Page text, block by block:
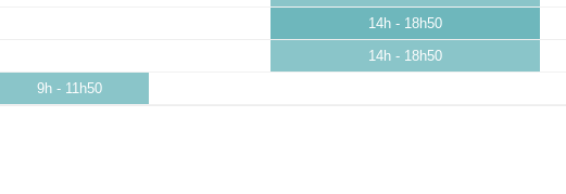
14h - 18h50
14h - 18h50
9h - 11h50